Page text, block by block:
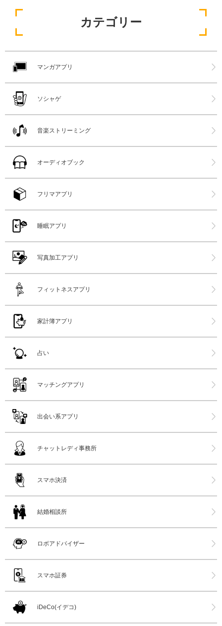
カテゴリー
マンガアプリ
ソシャゲ
音楽ストリーミング
オーディオブック
フリマアプリ
睡眠アプリ
写真加工アプリ
フィットネスアプリ
家計簿アプリ
占い
マッチングアプリ
出会い系アプリ
チャットレディ事務所
スマホ決済
結婚相談所
ロボアドバイザー
スマホ証券
iDeCo(イデコ)